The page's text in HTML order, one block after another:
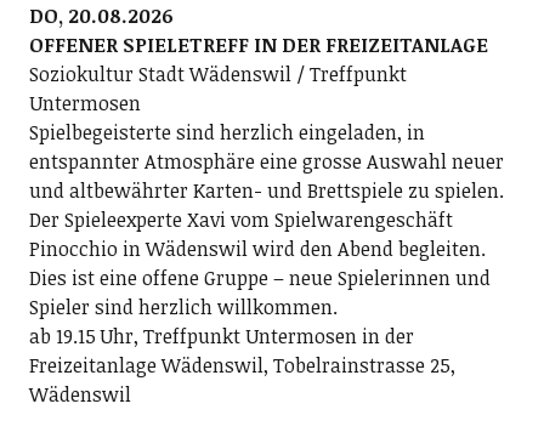
DO, 20.08.2026
OFFENER SPIELETREFF IN DER FREIZEITANLAGE
Soziokultur Stadt Wädenswil / Treffpunkt
Untermosen
Spielbegeisterte sind herzlich eingeladen, in
entspannter Atmosphäre eine grosse Auswahl neuer
und altbewährter Karten- und Brettspiele zu spielen.
Der Spieleexperte Xavi vom Spielwarengeschäft
Pinocchio in Wädenswil wird den Abend begleiten.
Dies ist eine offene Gruppe – neue Spielerinnen und
Spieler sind herzlich willkommen.
ab 19.15 Uhr, Treffpunkt Untermosen in der
Freizeitanlage Wädenswil, Tobelrainstrasse 25,
Wädenswil